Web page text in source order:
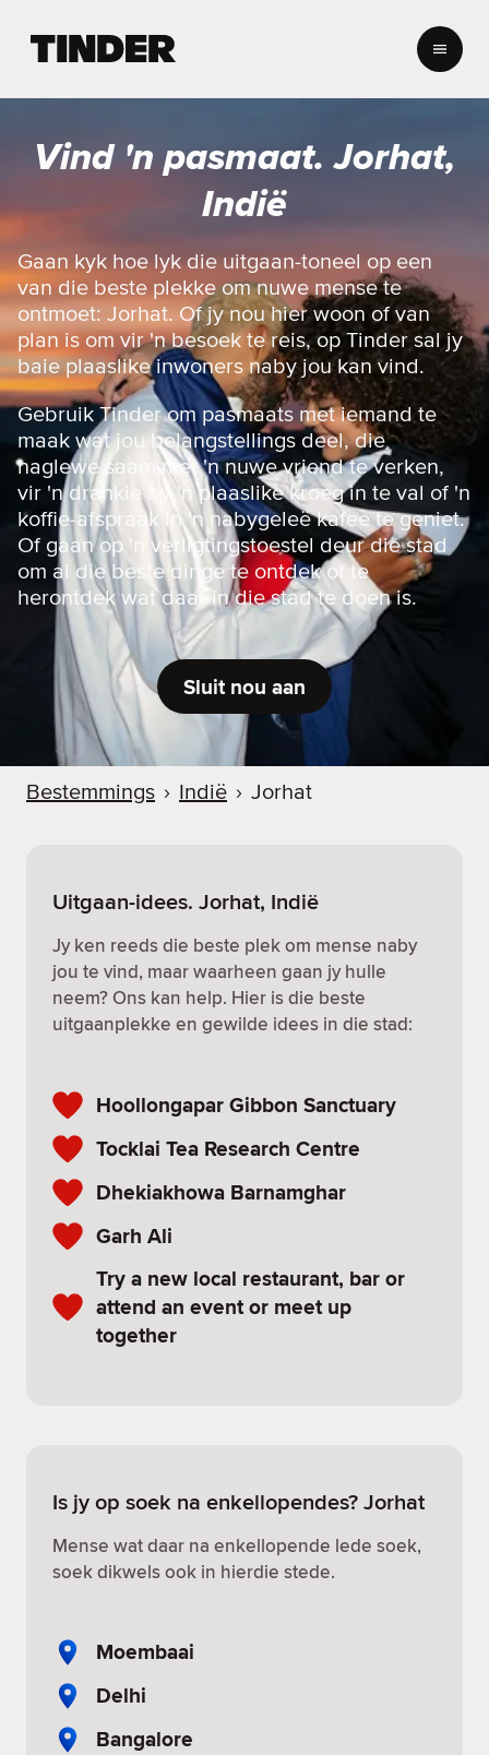
r
i
s
b
l
a
d
Vind 'n pasmaat. Jorhat,
Indië
Gaan kyk hoe lyk die uitgaan-toneel op een
van die beste plekke om nuwe mense te
ontmoet: Jorhat. Of jy nou hier woon of van
plan is om vir 'n besoek te reis, op Tinder sal jy
baie plaaslike inwoners naby jou kan vind.
Gebruik Tinder om pasmaats met iemand te
maak wat jou belangstellings deel, die
naglewe saam met 'n nuwe vriend te verken,
vir 'n drankie by 'n plaaslike kroeg in te val of 'n
koffie-afspraak in 'n nabygeleë kafee te geniet.
Of gaan op 'n verligtingstoestel deur die stad
om al die beste dinge te ontdek of te
herontdek wat daar in die stad te doen is.
Sluit nou aan
Bestemmings › Indië › Jorhat
Uitgaan-idees. Jorhat, Indië
Jy ken reeds die beste plek om mense naby
jou te vind, maar waarheen gaan jy hulle
neem? Ons kan help. Hier is die beste
uitgaanplekke en gewilde idees in die stad:
Hoollongapar Gibbon Sanctuary
Tocklai Tea Research Centre
Dhekiakhowa Barnamghar
Garh Ali
Try a new local restaurant, bar or
attend an event or meet up
together
Is jy op soek na enkellopendes? Jorhat
Mense wat daar na enkellopende lede soek,
soek dikwels ook in hierdie stede.
Moembaai
Delhi
Bangalore